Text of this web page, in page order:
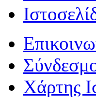
Χάρτης